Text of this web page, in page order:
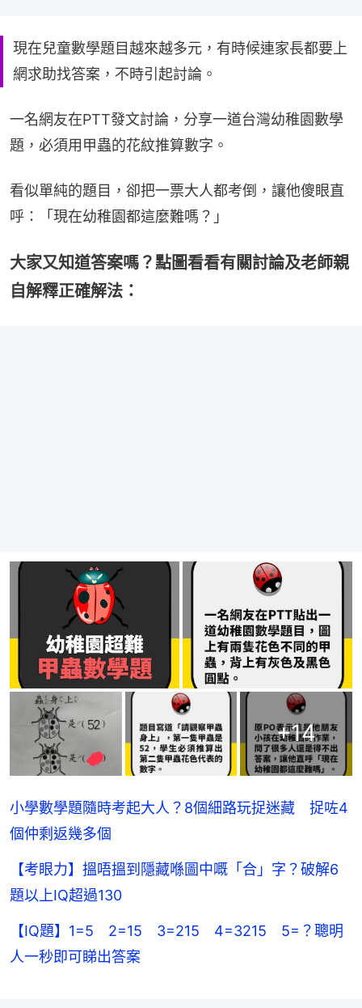
現在兒童數學題目越來越多元，有時候連家長都要上
網求助找答案，不時引起討論。
一名網友在PTT發文討論，分享一道台灣幼稚園數學
題，必須用甲蟲的花紋推算數字。
看似單純的題目，卻把一票大人都考倒，讓他傻眼直
呼：「現在幼稚園都這麼難嗎？」
大家又知道答案嗎？點圖看看有關討論及老師親
自解釋正確解法：
+14
小學數學題隨時考起大人？8個細路玩捉迷藏 捉咗4
個仲剩返幾多個
【考眼力】搵唔搵到隱藏喺圖中嘅「合」字？破解6
題以上IQ超過130
【IQ題】1=5 2=15 3=215 4=3215 5=？聰明
人一秒即可睇出答案